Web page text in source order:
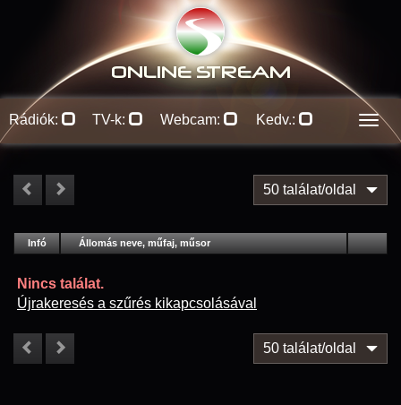
ONLINE STREAM
Rádiók: TV-k: Webcam: Kedv.:
50 találat/oldal
Infó Lejátszás
Állomás neve, műfaj, műsor
Nincs találat.
Újrakeresés a szűrés kikapcsolásával
50 találat/oldal